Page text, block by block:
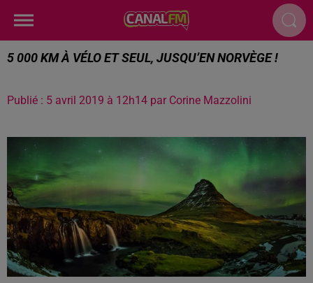
5 000 KM À VÉLO ET SEUL, JUSQU’EN NORVÈGE !
Publié : 5 avril 2019 à 12h14 par Corine Mazzolini